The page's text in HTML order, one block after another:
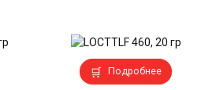
Подробнее
Этот
товар